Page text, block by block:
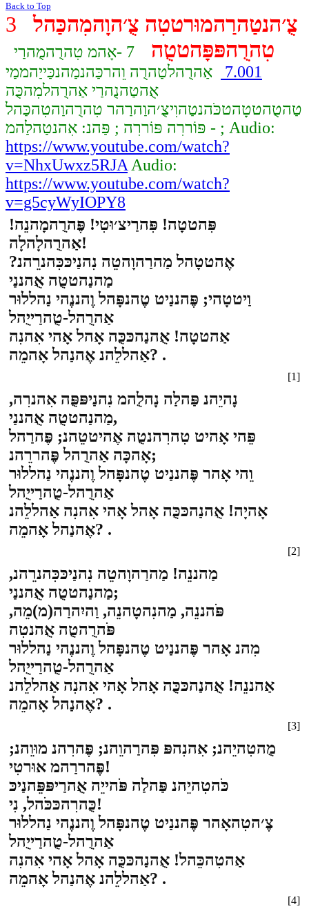
Back to Top
3
צֻ׳הנטַהרַהמוּרטטִה צֻ׳הוָהמִהכַּהל
טִהרֻהפּפָּהטטֻה
7 -אָהמ טִהרֻהמֻהרַי
7.001
אַהרֻהלטַהרֻה וֵהרכַּהנמַהנכַּייַהממַי
אֻהטַהנֻהרַי אַהרֻהלמִהכֻּה
טַהטֻהטטָהטכֹּהנטַהוִיצֻ׳הוַהרַהר טִהרֻהוַהטִהכַּהל
- פּוֹררִה פּוֹררִה ; פַּהנ: אִהנטַהלַהמ ; Audio:
https://www.youtube.com/watch?
v=NhxUwxz5RJAAudio:
https://www.youtube.com/watch?
v=g5cyWyIOPY8
פִּהטטָה! פִּהרַיצ׳וּטִי! פֶּהרֻהמָהנֵה!
אַהרֻהלָהלָה!
אֶהטטָהל מַהרַהוָהטֵה נִהנַיכּכִּהנרֵהנ?
מַהנַהטטֻה אֻהננַי
וַיטטָהי; פֶּהננַיט טֶהנפָּהל וֶהננֶהי נַהללוּר
אַהרֻהל-טֻהרַייֻהל
אַהטטָה! אֻהנַהכּכֻּה אָהל אָהי אִהנִה
אַהללֵהנ אֶהנַהל אָהמֵה? .
[1]
נָהיֵהנ פַּהלַה נָהלֻהמ נִהנַיפּפֻּה אִהנרִה,
מַהנַהטטֻה אֻהננַי,
פֵּהי אָהיט טִהרִהנטֻה אֶהיטטֵהנ; פֶּהרַהל
אָהכָּה אַהרֻהל פֶּהררֵהנ;
וֵהי אָהר פֶּהננַיט טֶהנפָּהל וֶהננֶהי נַהללוּר
אַהרֻהל-טֻהרַייֻהל
אָהיָה! אֻהנַהכּכֻּה אָהל אָהי אִהנִה אַהללֵהנ
אֶהנַהל אָהמֵה? .
[2]
מַהננֵה! מַהרַהוָהטֵה נִהנַיכּכִּהנרֵהנ,
מַהנַהטטֻה אֻהננַי;
פֹּהננֵה, מַהנִהטָהנֵה, וַהיִהרַה(מ)מֵה,
פֹּהרֻהטֻה אֻהנטִה
מִהנ אָהר פֶּהננַיט טֶהנפָּהל וֶהננֶהי נַהללוּר
אַהרֻהל-טֻהרַייֻהל
אַהננֵה! אֻהנַהכּכֻּה אָהל אָהי אִהנִה אַהללֵהנ
אֶהנַהל אָהמֵה? .
[3]
מֻהטִהיֵהנ; אִהנִהפּ פִּהרַהוֵהנ; פֶּהרִהנ מוּוֵהנ;
פֶּהררַהמ אוּרטִי!
כֹּהטִהיֵהנ פַּהלַה פֹּהייֵה אֻהרַיפּפֵּהנַיכּ
כֻּהרִהכּכֹּהל, נִי!
צֶ׳הטִהאָהר פֶּהננַיט טֶהנפָּהל וֶהננֶהי נַהללוּר
אַהרֻהל-טֻהרַייֻהל
אַהטִהכֵּהל! אֻהנַהכּכֻּה אָהל אָהי אִהנִה
אַהללֵהנ אֶהנַהל אָהמֵה? .
[4]